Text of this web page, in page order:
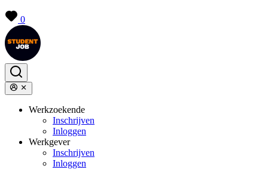
0
Werkzoekende
Inschrijven
Inloggen
Werkgever
Inschrijven
Inloggen